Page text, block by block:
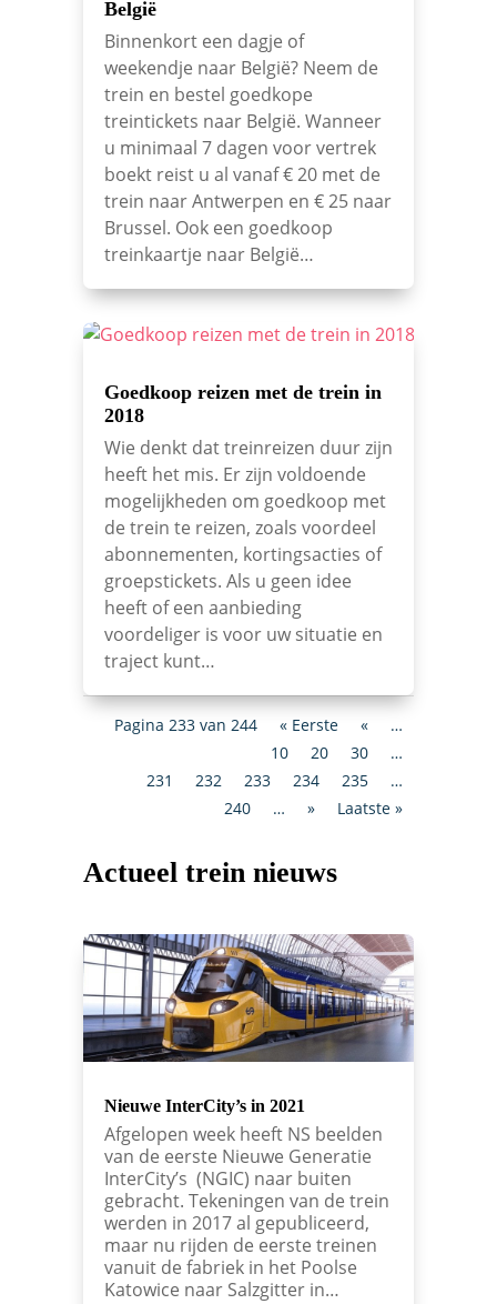
België
Binnenkort een dagje of
weekendje naar België? Neem de
trein en bestel goedkope
treintickets naar België. Wanneer
u minimaal 7 dagen voor vertrek
boekt reist u al vanaf € 20 met de
trein naar Antwerpen en € 25 naar
Brussel. Ook een goedkoop
treinkaartje naar België…
Goedkoop reizen met de trein in
2018
Wie denkt dat treinreizen duur zijn
heeft het mis. Er zijn voldoende
mogelijkheden om goedkoop met
de trein te reizen, zoals voordeel
abonnementen, kortingsacties of
groepstickets. Als u geen idee
heeft of een aanbieding
voordeliger is voor uw situatie en
traject kunt…
Pagina 233 van 244 « Eerste «
…
10
20 30
…
231
232 233 234 235
…
240
… » Laatste »
Actueel trein nieuws
Nieuwe InterCity’s in 2021
Afgelopen week heeft NS beelden
van de eerste Nieuwe Generatie
InterCity’s (NGIC) naar buiten
gebracht. Tekeningen van de trein
werden in 2017 al gepubliceerd,
maar nu rijden de eerste treinen
vanuit de fabriek in het Poolse
Katowice naar Salzgitter in…